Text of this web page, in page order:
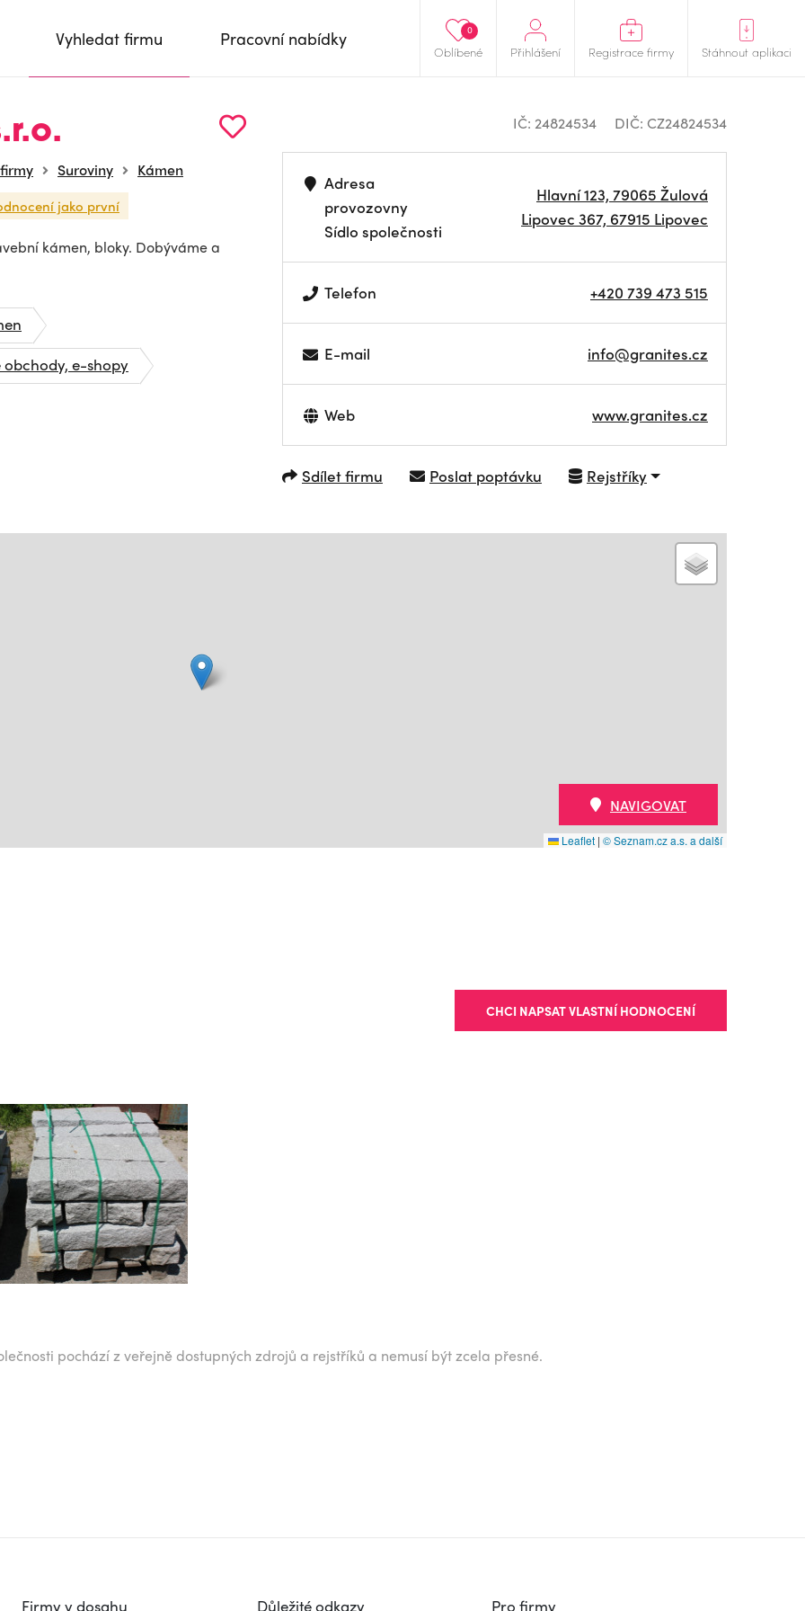
Oblíbené
0
Přihlášení Registrace firmy Stáhnout aplikaci
Vyhledat firmu Pracovní nabídky
Suroviny Kámen
jako první
kámen, bloky. Dobýváme a
e-shopy
IČ: 24824534 DIČ: CZ24824534
Adresa
provozovny
Sídlo společnosti
Hlavní 123, 79065 Žulová
Lipovec 367, 67915 Lipovec
Telefon +420 739 473 515
E-mail info@granites.cz
Web www.granites.cz
Sdílet firmu Poslat poptávku Rejstříky
Leaflet | © Seznam.cz a.s. a další
NAVIGOVAT
CHCI NAPSAT VLASTNÍ HODNOCENÍ
pochází z veřejně dostupných zdrojů a rejstříků a nemusí být zcela přesné.
Firmy v dosahu Důležité odkazy Pro firmy